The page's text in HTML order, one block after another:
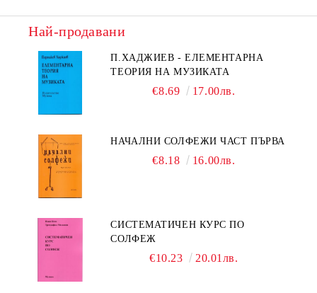
Най-продавани
П.ХАДЖИЕВ - ЕЛЕМЕНТАРНА
ТЕОРИЯ НА МУЗИКАТА
€8.69 17.00лв.
НАЧАЛНИ СОЛФЕЖИ ЧАСТ ПЪРВА
€8.18 16.00лв.
СИСТЕМАТИЧЕН КУРС ПО
СОЛФЕЖ
€10.23 20.01лв.